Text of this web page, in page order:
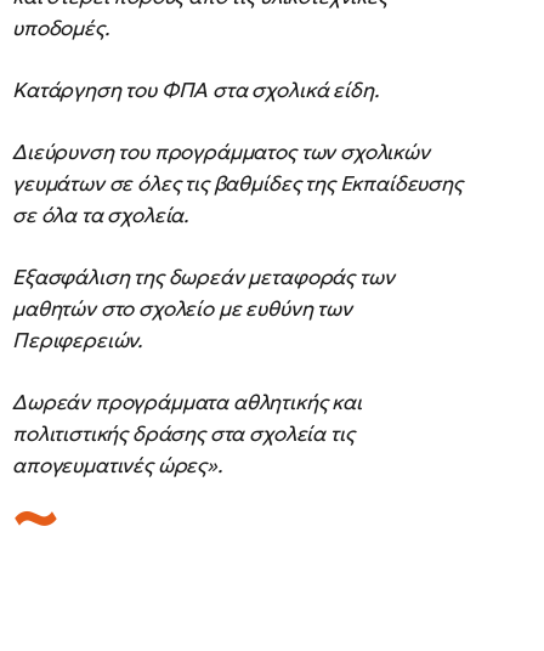
υποδομές.
Κατάργηση του ΦΠΑ στα σχολικά είδη.
Διεύρυνση του προγράμματος των σχολικών
γευμάτων σε όλες τις βαθμίδες της Εκπαίδευσης
σε όλα τα σχολεία.
Εξασφάλιση της δωρεάν μεταφοράς των
μαθητών στο σχολείο με ευθύνη των
Περιφερειών.
Δωρεάν προγράμματα αθλητικής και
πολιτιστικής δράσης στα σχολεία τις
απογευματινές ώρες».